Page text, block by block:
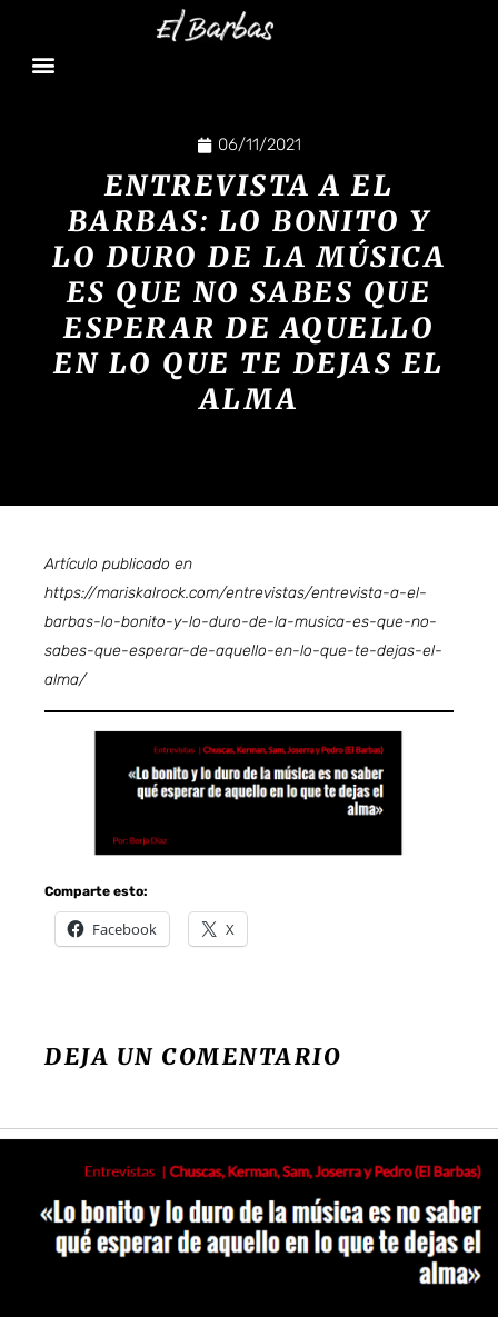
06/11/2021
ENTREVISTA A EL
BARBAS: LO BONITO Y
LO DURO DE LA MÚSICA
ES QUE NO SABES QUE
ESPERAR DE AQUELLO
EN LO QUE TE DEJAS EL
ALMA
Artículo publicado en
https://mariskalrock.com/entrevistas/entrevista-a-el-
barbas-lo-bonito-y-lo-duro-de-la-musica-es-que-no-
sabes-que-esperar-de-aquello-en-lo-que-te-dejas-el-
alma/
Comparte esto:
Facebook X
DEJA UN COMENTARIO